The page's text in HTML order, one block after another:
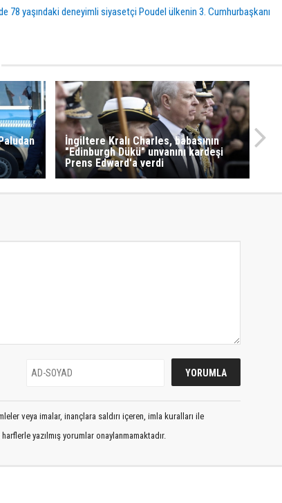
78 yaşındaki deneyimli siyasetçi Poudel ülkenin 3. Cumhurbaşkanı
İngiltere Kralı Charles, babasının
"Edinburgh Dükü" unvanını kardeşi
Prens Edward'a verdi
veya imalar, inançlara saldırı içeren, imla kuralları ile
yazılmış yorumlar onaylanmamaktadır.